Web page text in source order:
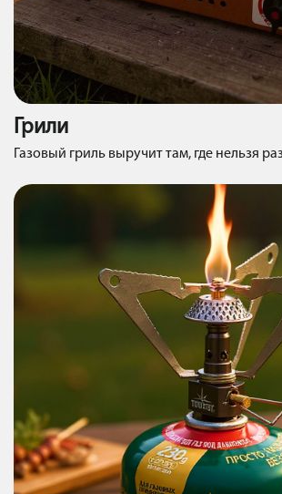
Грили
Газовый гриль выручит там, где нельзя